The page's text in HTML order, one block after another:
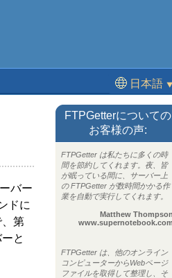
日本語 ⯆
English
Deutsch
Español
Português
バー
ドに
第
と
FTPGetterについての
お客様の声:
FTPGetter は私たちに多くの時
間を節約してくれます。夜、皆
が眠っている間に、サーバー上
の FTPGetter が数時間かかる作
業を自動で実行してくれます。
Matthew Thompson
www.supernotebook.com
FTPGetter は、他のオンライン
コンピューターからWebページ
ファイルを取得して整理し、そ